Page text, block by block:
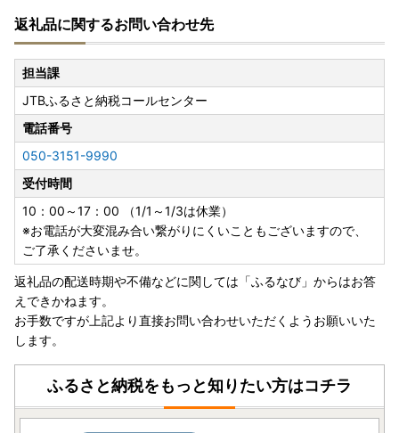
返礼品に関するお問い合わせ先
担当課
JTBふるさと納税コールセンター
電話番号
050-3151-9990
受付時間
10：00～17：00 （1/1～1/3は休業）
※お電話が大変混み合い繋がりにくいこともございますので、
ご了承くださいませ。
返礼品の配送時期や不備などに関しては「ふるなび」からはお答
えできかねます。
お手数ですが上記より直接お問い合わせいただくようお願いいた
します。
ふるさと納税をもっと知りたい方はコチラ